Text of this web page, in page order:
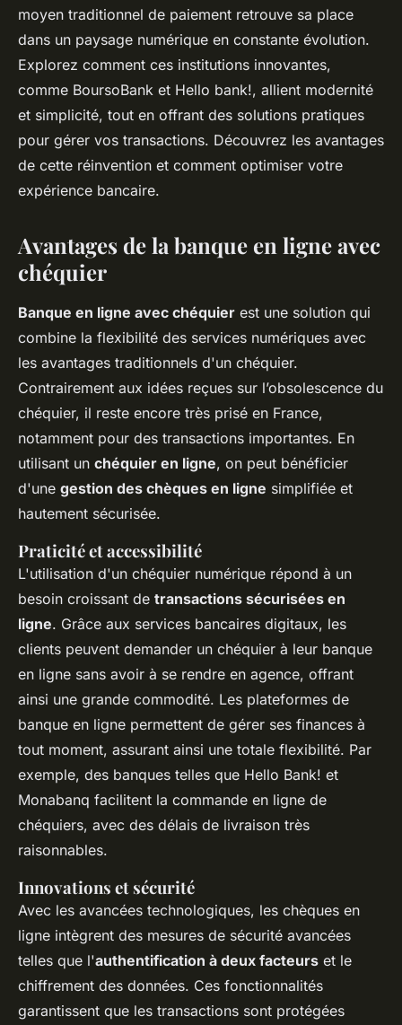
moyen traditionnel de paiement retrouve sa place
dans un paysage numérique en constante évolution.
Explorez comment ces institutions innovantes,
comme BoursoBank et Hello bank!, allient modernité
et simplicité, tout en offrant des solutions pratiques
pour gérer vos transactions. Découvrez les avantages
de cette réinvention et comment optimiser votre
expérience bancaire.
Avantages de la banque en ligne avec
chéquier
Banque en ligne avec chéquier est une solution qui
combine la flexibilité des services numériques avec
les avantages traditionnels d'un chéquier.
Contrairement aux idées reçues sur l’obsolescence du
chéquier, il reste encore très prisé en France,
notamment pour des transactions importantes. En
utilisant un chéquier en ligne, on peut bénéficier
d'une gestion des chèques en ligne simplifiée et
hautement sécurisée.
Praticité et accessibilité
L'utilisation d'un chéquier numérique répond à un
besoin croissant de transactions sécurisées en
ligne. Grâce aux services bancaires digitaux, les
clients peuvent demander un chéquier à leur banque
en ligne sans avoir à se rendre en agence, offrant
ainsi une grande commodité. Les plateformes de
banque en ligne permettent de gérer ses finances à
tout moment, assurant ainsi une totale flexibilité. Par
exemple, des banques telles que Hello Bank! et
Monabanq facilitent la commande en ligne de
chéquiers, avec des délais de livraison très
raisonnables.
Innovations et sécurité
Avec les avancées technologiques, les chèques en
ligne intègrent des mesures de sécurité avancées
telles que l'authentification à deux facteurs et le
chiffrement des données. Ces fonctionnalités
garantissent que les transactions sont protégées